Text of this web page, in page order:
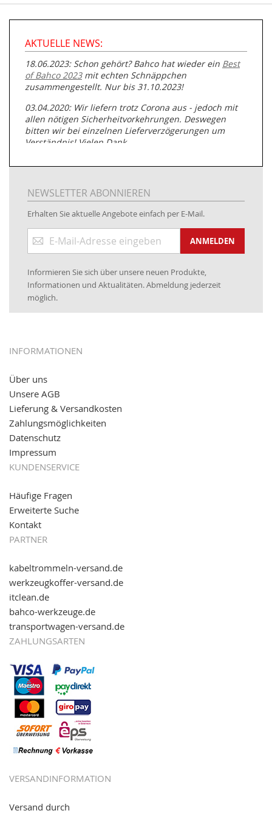
AKTUELLE NEWS:
18.06.2023: Schon gehört? Bahco hat wieder ein Best
of Bahco 2023mit echten Schnäppchen
zusammengestellt. Nur bis 31.10.2023!
03.04.2020: Wir liefern trotz Corona aus - jedoch mit
allen nötigen Sicherheitvorkehrungen. Deswegen
bitten wir bei einzelnen Lieferverzögerungen um
Verständnis! Vielen Dank.
05.07.2019: Neuester Zugang zu unserer
Rohrbearbeitung
01.06.2019: Individuell
bedruckte Kabeltrommeln
www.kabeltrommeln-versand.de/Kabelbedruckung
04.11.2018: Überarbeitung der Corporate Identity (CI)
16.01.2017:JETZT NEU- Visa & MasterCard (inkl.
Maestro)
12.01.2017:JETZT NEU- giropay, SOFORT-Überweisung
05.09.2016: NEUE Topseller bei
11.08.2016: Gerade entsteht unser "neuer"
Partnershop
Online-Shop für einfaches Transportieren. Einfach
reinschauen...
NEWSLETTER ABONNIEREN
Erhalten Sie aktuelle Angebote einfach per E-Mail.
zum
ANMELDEN
Informieren Sie sich über unsere neuen Produkte,
Informationen und Aktualitäten. Abmeldung jederzeit
möglich.
INFORMATIONEN
Über uns
Unsere AGB
Lieferung & Versandkosten
Zahlungsmöglichkeiten
Datenschutz
Impressum
KUNDENSERVICE
Häufige Fragen
Erweiterte Suche
Kontakt
PARTNER
kabeltrommeln-versand.de
werkzeugkoffer-versand.de
itclean.de
bahco-werkzeuge.de
transportwagen-versand.de
ZAHLUNGSARTEN
VERSANDINFORMATION
Versand durch